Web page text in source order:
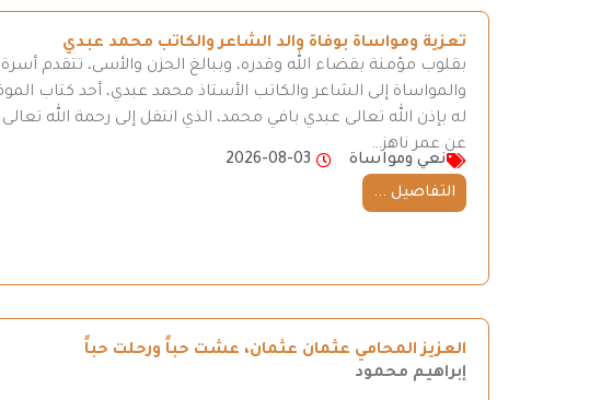
تعزية ومواساة بوفاة والد الشاعر والكاتب محمد عبدي
بقلوب مؤمنة بقضاء الله وقدره، وببالغ الحزن والأسى، تتقدم
والمواساة إلى الشاعر والكاتب الأستاذ محمد عبدي، أحد كتاب
له بإذن الله تعالى عبدي بافي محمد، الذي انتقل إلى رحمة الله
عن عمر ناهز…
نعي ومواساة
2026-08-03
التفاصيل ...
العزيز المحامي عثمان عثمان، عشت حباً ورحلت حباً
إبراهيم محمود